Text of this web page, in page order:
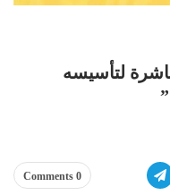
لتأسيسه
0 Comments